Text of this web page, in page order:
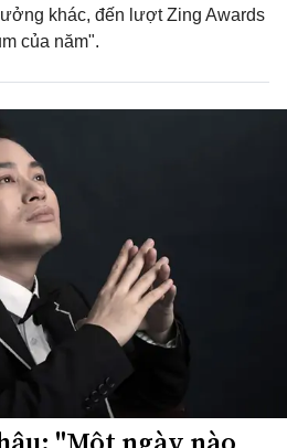
khác, đến lượt Zing Awards
của năm".